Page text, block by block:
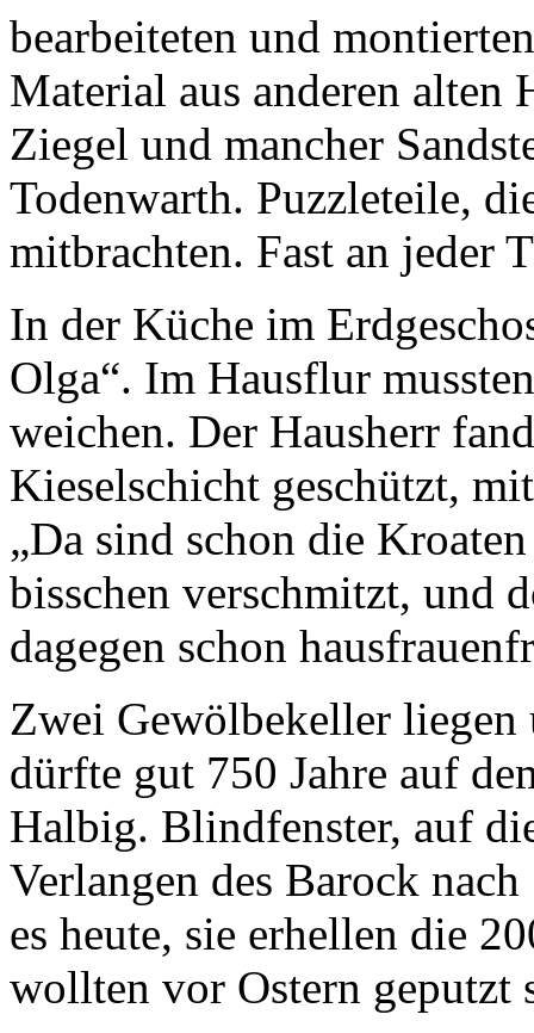
bearbeiteten und
Material aus anderen alten
Ziegel und mancher
Todenwarth. Puzzleteile,
mitbrachten. Fast an jeder
In der Küche im
Olga“. Im Hausflur
weichen. Der Hausherr
Kieselschicht geschützt,
„Da sind schon die
bisschen verschmitzt, und
dagegen schon
Zwei Gewölbekeller liegen
dürfte gut 750 Jahre auf
Halbig. Blindfenster, auf
Verlangen des Barock
es heute, sie erhellen die
wollten vor Ostern geputzt